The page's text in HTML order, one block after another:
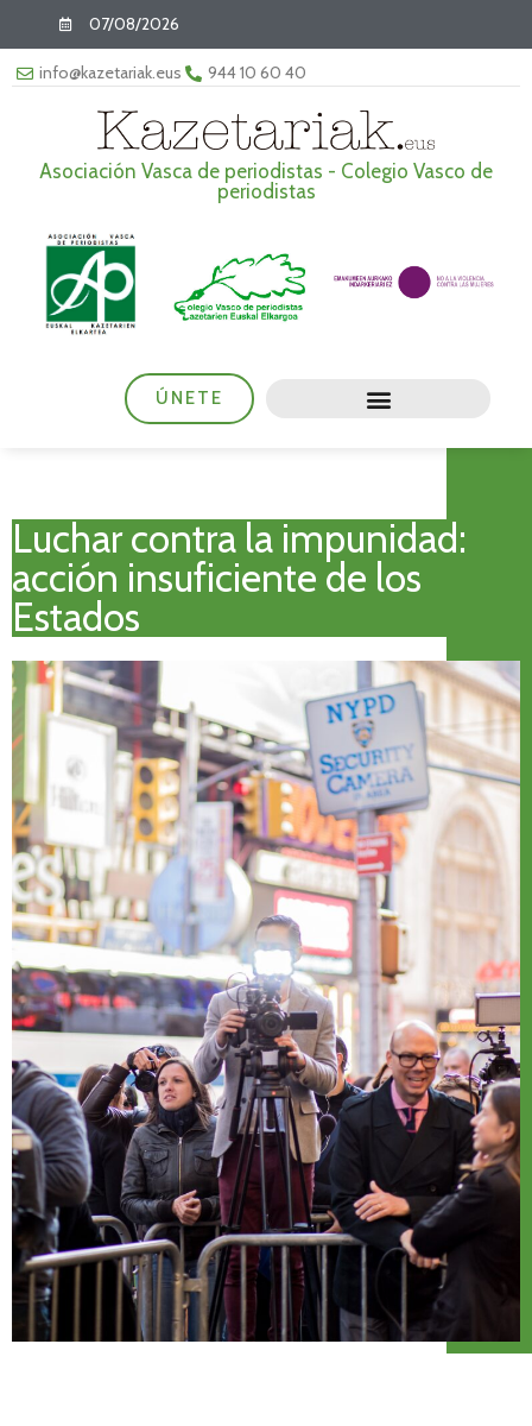
07/08/2026
info@kazetariak.eus 944 10 60 40
Asociación Vasca de periodistas - Colegio Vasco de
periodistas
ÚNETE
Luchar contra la impunidad:
acción insuficiente de los
Estados